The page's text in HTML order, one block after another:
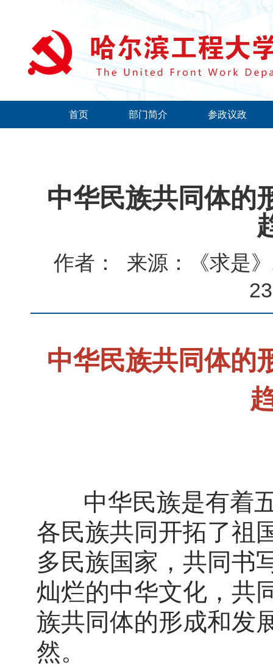
首页 部门简介 参政议政
中华民族共同体的
作者：
来源：《求是
中华民族共同体的
中华民族是有着五
各民族共同开拓了祖
多民族国家，共同书
灿烂的中华文化，共
族共同体的形成和发
然。